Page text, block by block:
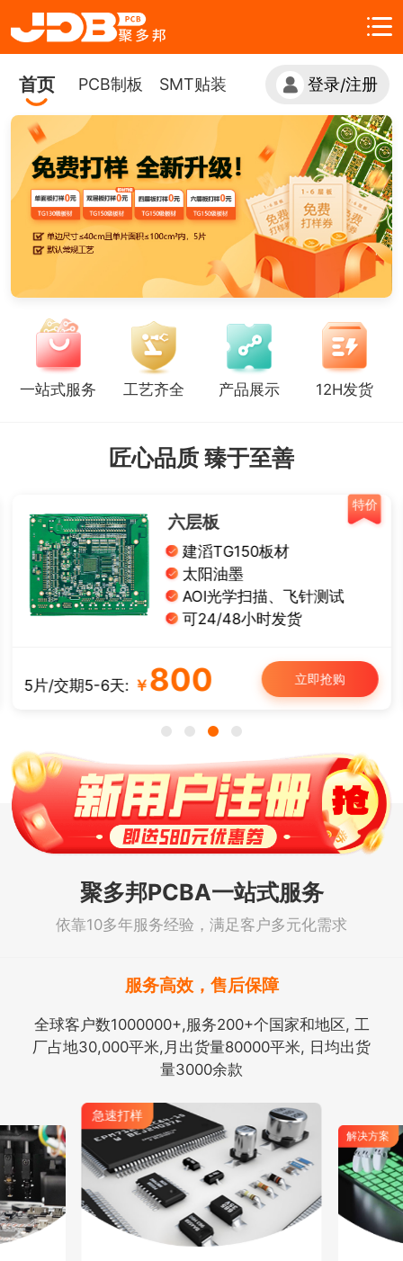
首页 PCB制板 SMT贴装 登录/注册
一站式服务 工艺齐全 产品展示 12H发货
匠心品质 臻于至善
特价
六层板
建滔TG150板材
太阳油墨
AOI光学扫描、飞针测试
可24/48小时发货
5片/交期5-6天: ￥ 800 立即抢购
聚多邦PCBA一站式服务
依靠10多年服务经验，满足客户多元化需求
服务高效，售后保障
全球客户数1000000+,服务200+个国家和地区, 工
厂占地30,000平米,月出货量80000平米, 日均出货
量3000余款
急速打样
解决方案